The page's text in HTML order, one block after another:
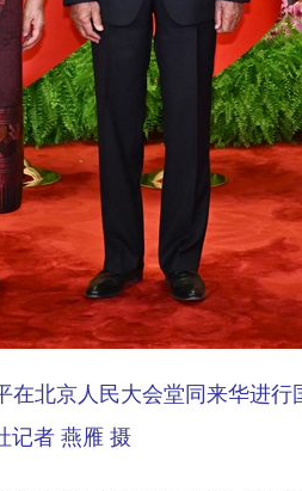
北京人民大会堂同来华进
记者 燕雁 摄